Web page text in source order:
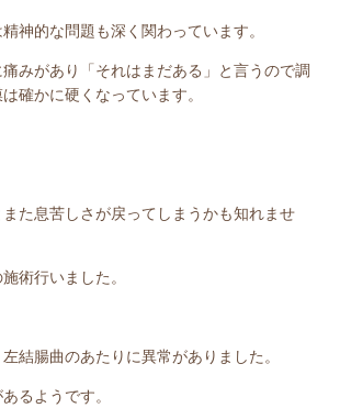
神的な問題も深く関わっています。
みがあり「それはまだある」と言うので調
確かに硬くなっています。
た息苦しさが戻ってしまうかも知れませ
術行いました。
結腸曲のあたりに異常がありました。
るようです。